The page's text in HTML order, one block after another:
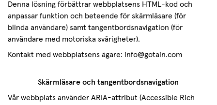
Denna lösning förbättrar webbplatsens HTML-kod och
anpassar funktion och beteende för skärmläsare (för
blinda användare) samt tangentbordsnavigation (för
användare med motoriska svårigheter).
Kontakt med webbplatsens ägare: info@gotain.com
Skärmläsare och tangentbordsnavigation
Vår webbplats använder ARIA-attribut (Accessible Rich